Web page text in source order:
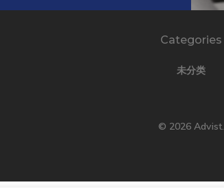
Categories
未分类
© 2026 Advist.